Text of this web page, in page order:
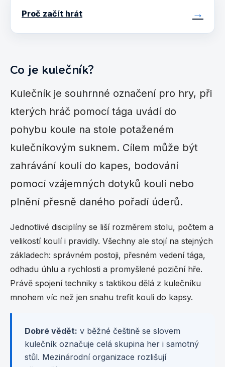
Proč začít hrát
Co je kulečník?
Kulečník je souhrnné označení pro hry, při
kterých hráč pomocí tága uvádí do
pohybu koule na stole potaženém
kulečníkovým suknem. Cílem může být
zahrávání koulí do kapes, bodování
pomocí vzájemných dotyků koulí nebo
plnění přesně daného pořadí úderů.
Jednotlivé disciplíny se liší rozměrem stolu, počtem a
velikostí koulí i pravidly. Všechny ale stojí na stejných
základech: správném postoji, přesném vedení tága,
odhadu úhlu a rychlosti a promyšlené poziční hře.
Právě spojení techniky s taktikou dělá z kulečníku
mnohem víc než jen snahu trefit kouli do kapsy.
Dobré vědět: v běžné češtině se slovem
kulečník označuje celá skupina her i samotný
stůl. Mezinárodní organizace rozlišují